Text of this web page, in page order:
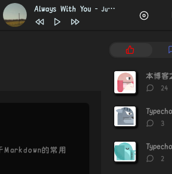
Always With You - Juliàn / Ptr.
3 Boots on Rocks Grisp
Casiio / Slo Loris
Aboueb / Klemsis
icey wavs / One Million Flowers
Casiio / Slo Loris
Goson / Kust
10 Pine Pillow Takeo / qtsal
的常用
热
文
评
数：
24
评
数：
3
评2